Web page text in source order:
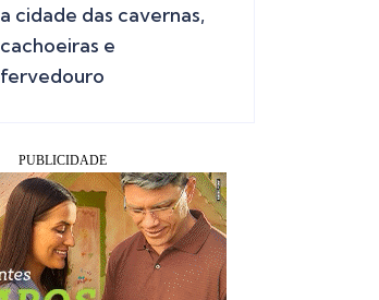
a cidade das cavernas,
cachoeiras e
fervedouro